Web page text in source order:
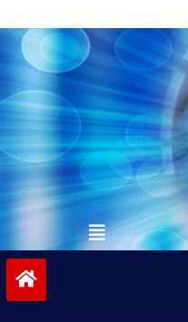
to
contentvinivida.lk